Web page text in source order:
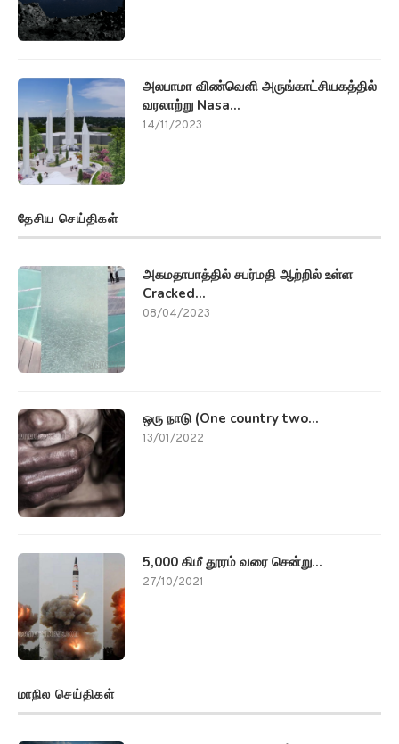
அலபாமா விண்வெளி அருங்காட்சியகத்தில்
வரலாற்று Nasa...
14/11/2023
தேசிய செய்திகள்
அகமதாபாத்தில் சபர்மதி ஆற்றில் உள்ள
Cracked...
08/04/2023
ஒரு நாடு (One country two...
13/01/2022
5,000 கிமீ தூரம் வரை சென்று...
27/10/2021
மாநில செய்திகள்